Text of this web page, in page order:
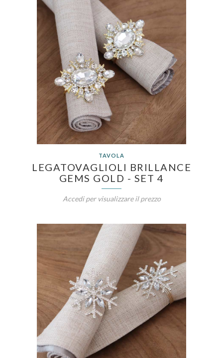
TAVOLA
LEGATOVAGLIOLI BRILLANCE
GEMS GOLD - SET 4
Accedi per visualizzare il prezzo